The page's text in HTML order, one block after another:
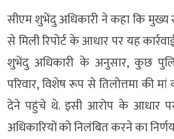
सीएम शुभेंदु अधिकारी ने कहा कि
से मिली रिपोर्ट के आधार पर यह
शुभेंदु अधिकारी के अनुसार, कुछ
परिवार, विशेष रूप से तिलोत्तमा की
देने पहुंचे थे. इसी आरोप के आधार
अधिकारियों को निलंबित करने का